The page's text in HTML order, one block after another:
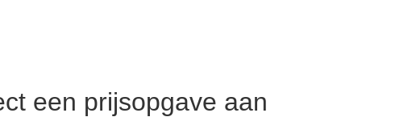
een prijsopgave aan